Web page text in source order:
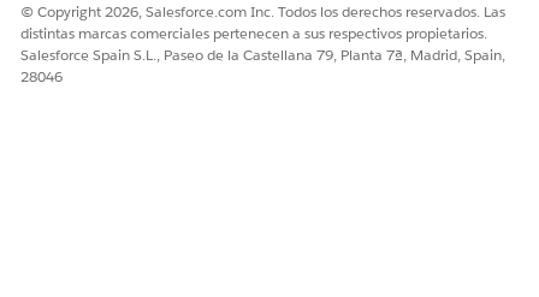
© Copyright 2026, Salesforce.com Inc. Todos los derechos reservados. Las
distintas marcas comerciales pertenecen a sus respectivos propietarios.
Salesforce Spain S.L., Paseo de la Castellana 79, Planta 7ª, Madrid, Spain,
28046